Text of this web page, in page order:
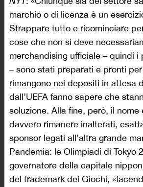
marchio o di licenza è un
Strappare tutto e ricominciare
cose che non si deve
merchandising ufficiale – quindi
– sono stati preparati e pronti
rimangono nei depositi in attesa
dall’UEFA fanno sapere che
soluzione. Alla fine, però, il
davvero rimanere inalterati,
sponsor legati all’altra grande
Pandemia: le Olimpiadi di Tokyo
governatore della capitale
del trademark dei Giochi,